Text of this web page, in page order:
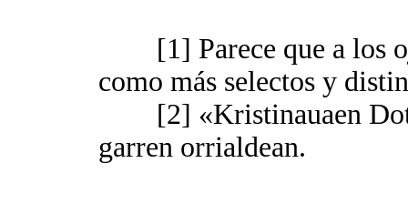
[1] Parece que a los
como más selectos y
[2] «Kristinauaen
garren orrialdean.